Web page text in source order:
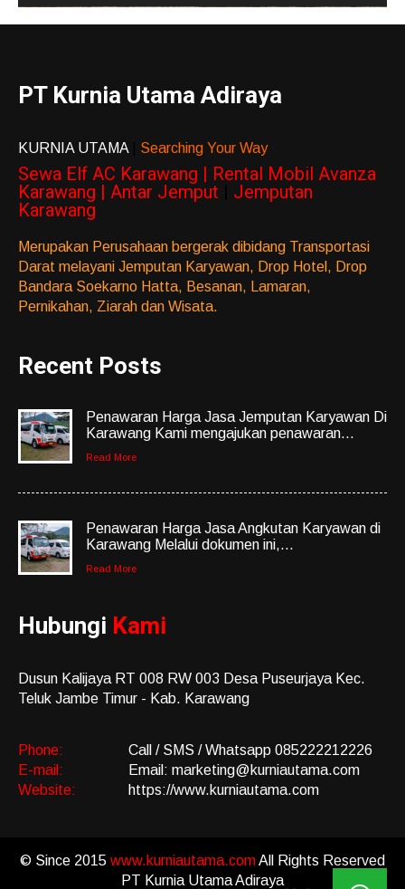
PT Kurnia Utama Adiraya
KURNIA UTAMA Searching Your Way
Sewa Elf AC Karawang | Rental Mobil Avanza
Karawang | Antar Jemput
Jemputan
Karawang
Merupakan Perusahaan bergerak dibidang Transportasi
Darat melayani Jemputan Karyawan, Drop Hotel, Drop
Bandara Soekarno Hatta, Besanan, Lamaran,
Pernikahan, Ziarah dan Wisata.
Recent Posts
Penawaran Harga Jasa Jemputan Karyawan Di
Karawang Kami mengajukan penawaran...
Read More
Penawaran Harga Jasa Angkutan Karyawan di
Karawang Melalui dokumen ini,...
Read More
Hubungi Kami
Dusun Kalijaya RT 008 RW 003 Desa Puseurjaya Kec.
Teluk Jambe Timur - Kab. Karawang
Phone:
Call / SMS / Whatsapp 085222212226
E-mail:
Email: marketing@kurniautama.com
Website:
https://www.kurniautama.com
© Since 2015 www.kurniautama.comAll Rights Reserved
PT Kurnia Utama Adiraya